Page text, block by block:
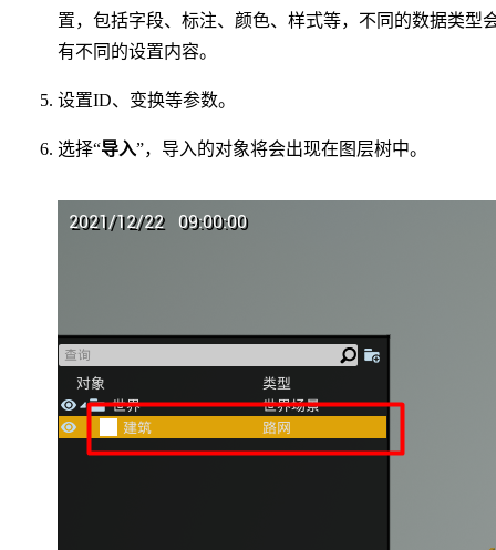
置，包括字段、标注、颜色、样式等，不同的数据类型
有不同的设置内容。
设置ID、变换等参数。
选择“导入”，导入的对象将会出现在图层树中。